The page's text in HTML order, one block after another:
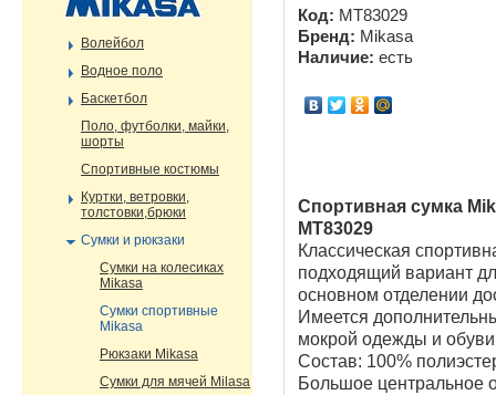
Код: MT83029
Бренд: Mikasa
Наличие: есть
Спортивная сумка
MT83029
Классическая
подходящий вариант
основном отделении
Имеется
мокрой одежды и
Состав: 100%
Большое центральное
Волейбол
Водное поло
Баскетбол
Поло, футболки, майки,
шорты
Спортивные костюмы
Куртки, ветровки,
толстовки,брюки
Сумки и рюкзаки
Сумки на колесиках
Mikasa
Сумки спортивные
Mikasa
Рюкзаки Mikasa
Сумки для мячей Milasa